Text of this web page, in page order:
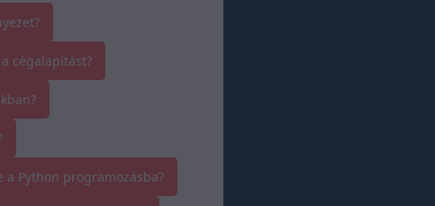
cégalapítást?
a Python programozásba?